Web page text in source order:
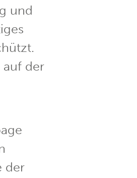
und
der
der